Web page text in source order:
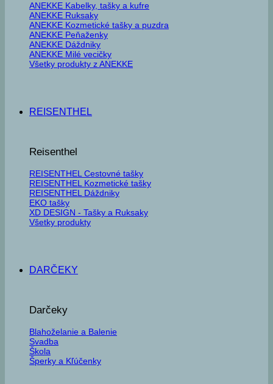
ANEKKE Kabelky, tašky a kufre
ANEKKE Ruksaky
ANEKKE Kozmetické tašky a puzdra
ANEKKE Peňaženky
ANEKKE Dáždniky
ANEKKE Milé vecičky
Všetky produkty z ANEKKE
REISENTHEL
Reisenthel
REISENTHEL Cestovné tašky
REISENTHEL Kozmetické tašky
REISENTHEL Dáždniky
EKO tašky
XD DESIGN - Tašky a Ruksaky
Všetky produkty
DARČEKY
Darčeky
Blahoželanie a Balenie
Svadba
Škola
Šperky a Kľúčenky